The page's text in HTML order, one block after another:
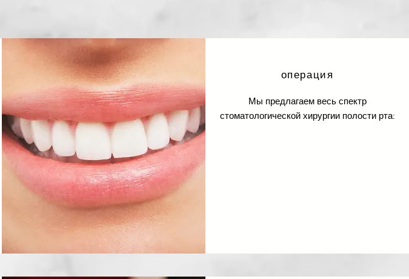
операция
Мы предлагаем весь спектр
стоматологической хирургии полости рта: